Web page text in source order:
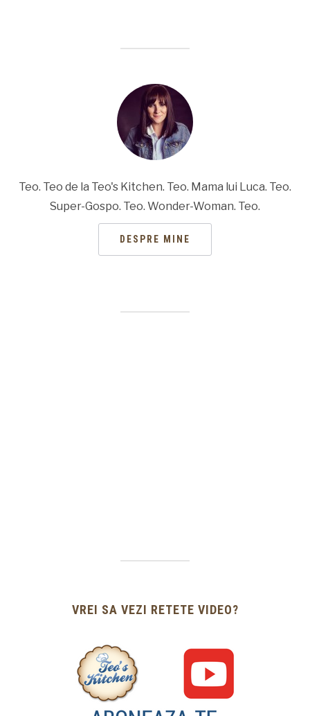
Teo. Teo de la Teo's Kitchen. Teo. Mama lui Luca. Teo.
Super-Gospo. Teo. Wonder-Woman. Teo.
DESPRE MINE
VREI SA VEZI RETETE VIDEO?